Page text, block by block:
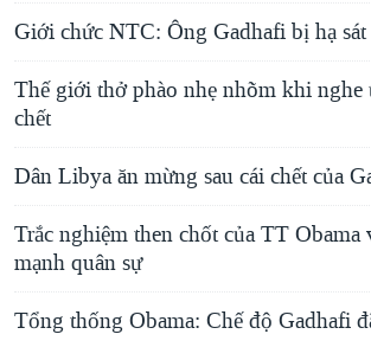
Giới chức NTC: Ông Gadhafi bị hạ
Thế giới thở phào nhẹ nhõm khi
chết
Dân Libya ăn mừng sau cái chết của
Trắc nghiệm then chốt của TT Obama
mạnh quân sự
Tổng thống Obama: Chế độ Gadhafi